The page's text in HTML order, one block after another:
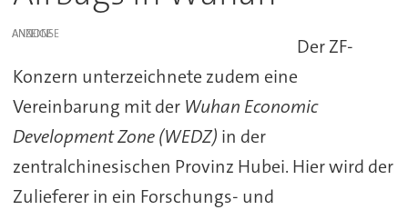
ANZEIGE
Der ZF-
Konzern unterzeichnete zudem eine
Vereinbarung mit der Wuhan Economic
Development Zone (WEDZ) in der
zentralchinesischen Provinz Hubei. Hier wird der
Zulieferer in ein Forschungs- und